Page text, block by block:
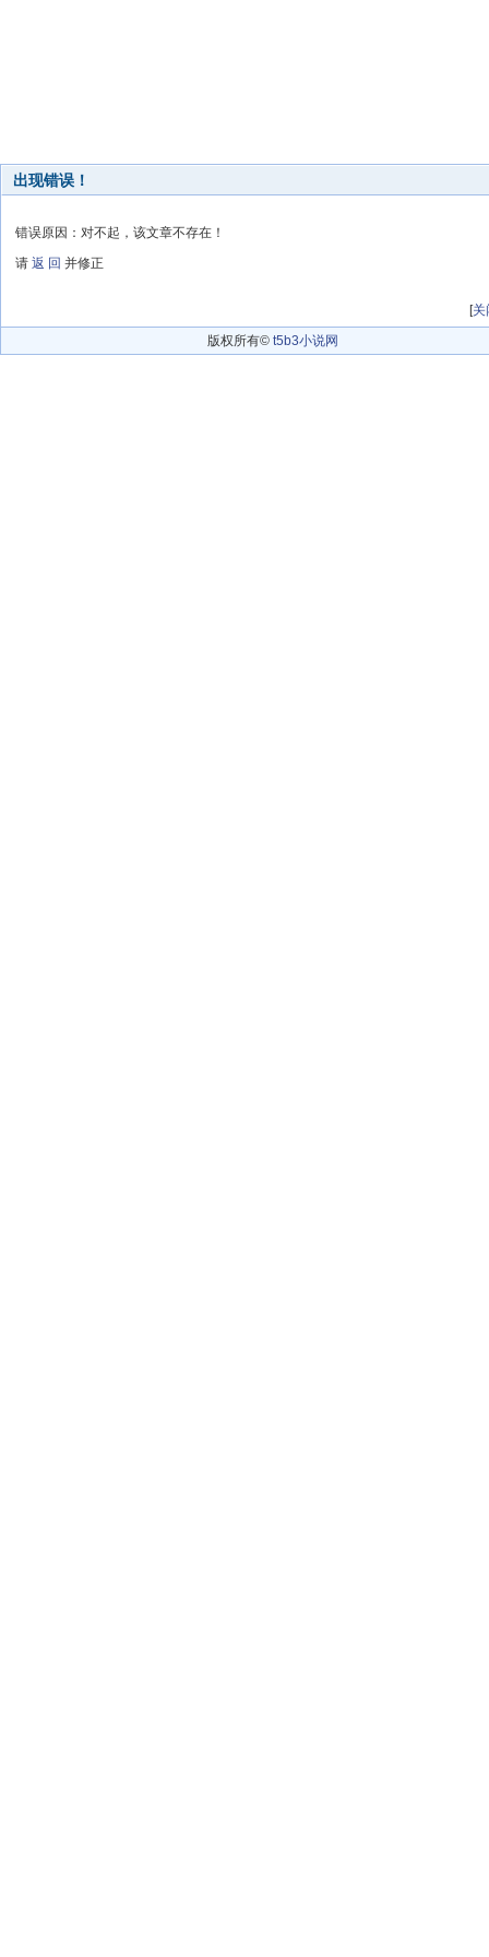
出现错误！
错误原因：对不起，该文章不存在！
请 返 回 并修正
[关
版权所有© t5b3小说网